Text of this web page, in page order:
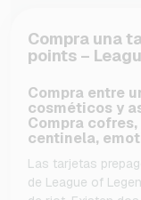
Compra una
points –
Compra entre
cosméticos y
Compra
centinela,
Las tarjetas
de League of